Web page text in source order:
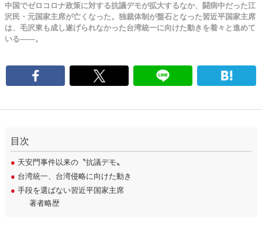
中国でゼロコロナ政策に対する抗議デモが拡大するなか、闘病中だった江
沢民・元国家主席が亡くなった。独裁体制が盤石となった習近平国家主席
は、毛沢東も成し遂げられなかった台湾統一に向けた動きを着々と進めて
いる――。
目次
● 天安門事件以来の〝抗議デモ〟
● 台湾統一、台湾侵略に向けた動き
● 手段を選ばない習近平国家主席
著者略歴